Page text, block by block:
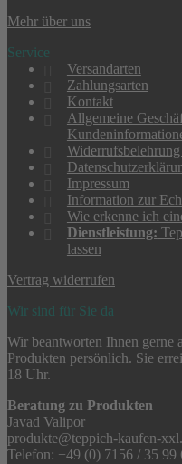
Mehr über uns
Service
Versandarten
Zahlungsarten
Kontakt
Allgemeine
Impressum
Information zur
Wie erkenne ich
Dienstleistung:
lassen
Vertrag widerrufen
Wir sind für Sie da
Wir beantworten Ihnen gerne
Produkten persönlich. Sie
18 Uhr.
Beratung zu Produkten
Javad Valipor
produkte@teppich-kaufen-
Telefon: +49 (0) 7156 / 35 99